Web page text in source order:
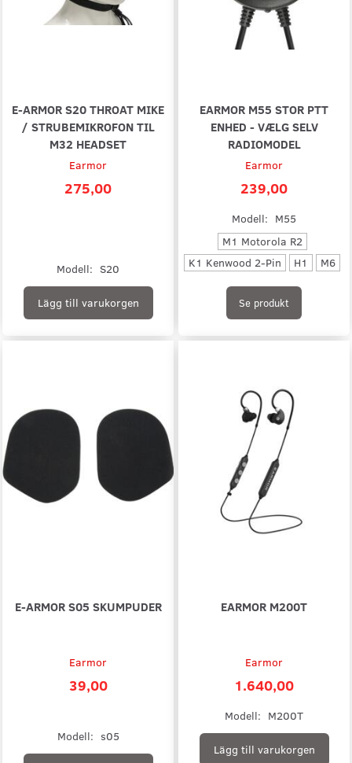
E-ARMOR S20 THROAT MIKE
/ STRUBEMIKROFON TIL
M32 HEADSET
Earmor
275,00
Modell: S20
Lägg till varukorgen
EARMOR M55 STOR PTT
ENHED - VÆLG SELV
RADIOMODEL
Earmor
239,00
Modell: M55
M1 Motorola R2
K1 Kenwood 2-Pin
H1 M6
Se produkt
E-ARMOR S05 SKUMPUDER
Earmor
39,00
Modell: s05
EARMOR M200T
Earmor
1.640,00
Modell: M200T
Lägg till varukorgen